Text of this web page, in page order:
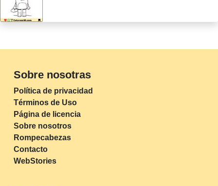
Sobre nosotras
Política de privacidad
Términos de Uso
Página de licencia
Sobre nosotros
Rompecabezas
Contacto
WebStories